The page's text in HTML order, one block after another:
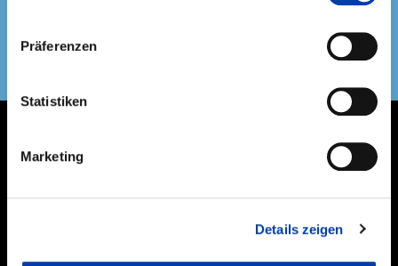
Präferenzen
Statistiken
Marketing
Details zeigen
THEMEN